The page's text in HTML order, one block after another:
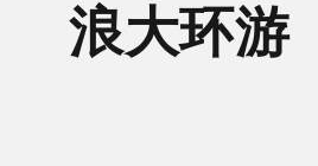
浪大环游